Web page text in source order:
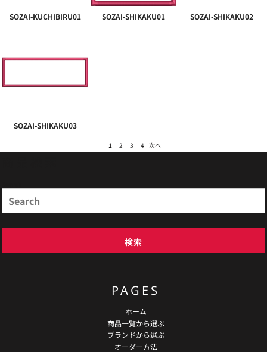
SOZAI-KUCHIBIRU01 SOZAI-SHIKAKU01 SOZAI-SHIKAKU02
SOZAI-SHIKAKU03
1 2 3 4 次へ
検索
PAGES
ホーム
商品一覧から選ぶ
ブランドから選ぶ
オーダー方法